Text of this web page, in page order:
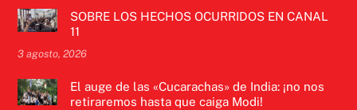
SOBRE LOS HECHOS OCURRIDOS EN CANAL
11
3 agosto, 2026
El auge de las «Cucarachas» de India: ¡no nos
retiraremos hasta que caiga Modi!